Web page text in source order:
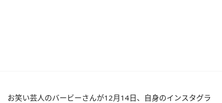
お笑い芸人のバービーさんが12月14日、自身のインスタグラ